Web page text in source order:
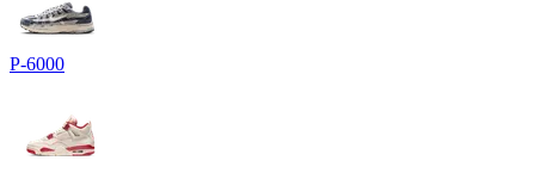
P-6000